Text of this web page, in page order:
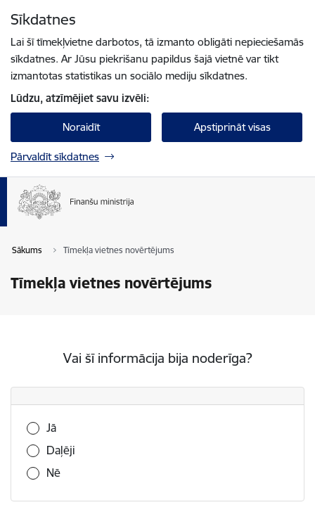
Sīkdatnes
Lai šī tīmekļvietne darbotos, tā izmanto obligāti nepieciešamās
sīkdatnes. Ar Jūsu piekrišanu papildus šajā vietnē var tikt
izmantotas statistikas un sociālo mediju sīkdatnes.
Lūdzu, atzīmējiet savu izvēli:
Noraidīt Apstiprināt visas
Pārvaldīt sīkdatnes
Sākums Tīmekļa vietnes novērtējums
Tīmekļa vietnes novērtējums
Vai šī informācija bija noderīga?
Vai šī informācija bija noderīga?
Jā
Daļēji
Nē